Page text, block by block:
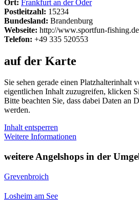
Ort: Frankfurt an der Oder
Postleitzahl: 15234
Bundesland: Brandenburg
Webseite: http://www.sportfun-fishing.de
Telefon: +49 335 520553
auf der Karte
Sie sehen gerade einen Platzhalterinhalt
eigentlichen Inhalt zuzugreifen, klicken
Bitte beachten Sie, dass dabei Daten an
werden.
Inhalt entsperren
Weitere Informationen
weitere Angelshops in der
Grevenbroich
Losheim am See